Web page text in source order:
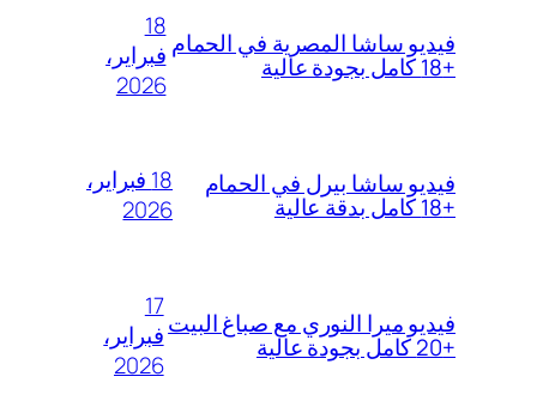
فيديو ساشا المصرية في الحمام
+18 كامل بجودة عالية
18
فبراير،
2026
فيديو ساشا بيرل في الحمام
+18 كامل بدقة عالية
18 فبراير،
2026
فيديو ميرا النوري مع صباغ البيت
+20 كامل بجودة عالية
17
فبراير،
2026